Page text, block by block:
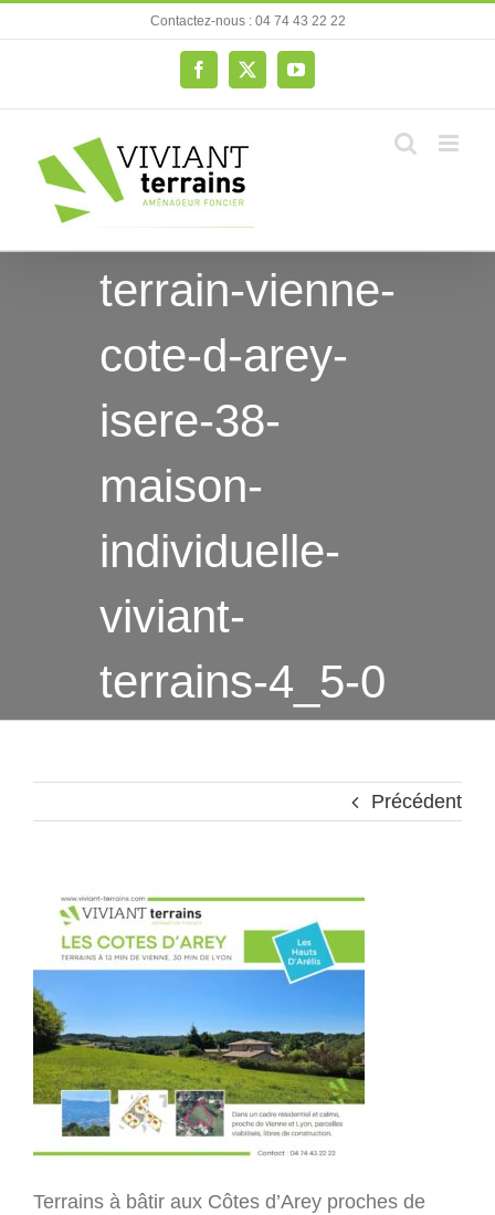
au
Contactez-nous : 04 74 43 22 22
Facebook
X YouTube
terrain-vienne-
cote-d-arey-
isere-38-
maison-
individuelle-
viviant-
terrains-4_5-0
Précédent
Terrains à bâtir aux Côtes d’Arey proches de